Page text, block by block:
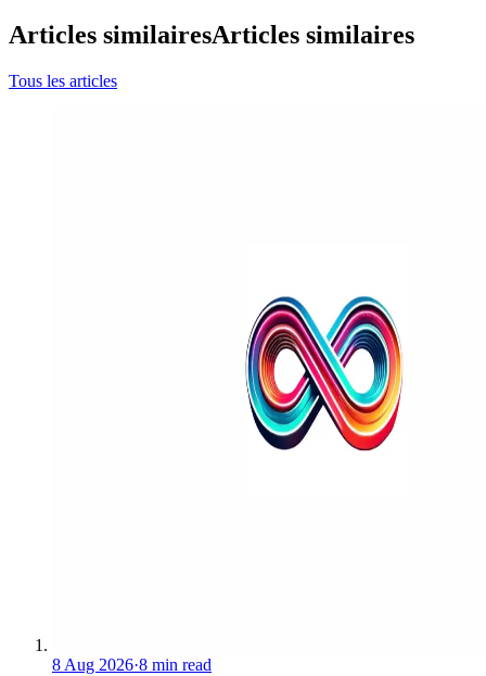
Articles similairesArticles similaires
Tous les articles
8 Aug 2026·8 min read